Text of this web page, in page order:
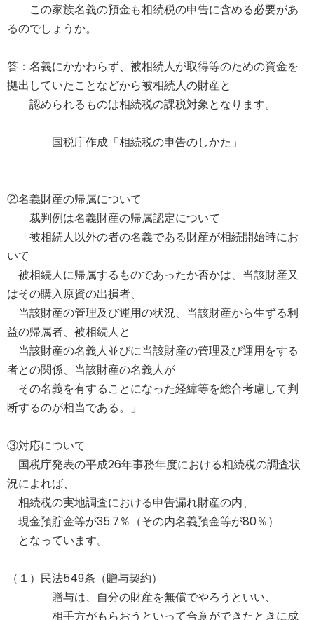
この家族名義の預金も相続税の申告に含める必要があ
るのでしょうか。
答：名義にかかわらず、被相続人が取得等のための資金を
拠出していたことなどから被相続人の財産と
認められるものは相続税の課税対象となります。
国税庁作成「相続税の申告のしかた」
②名義財産の帰属について
裁判例は名義財産の帰属認定について
「被相続人以外の者の名義である財産が相続開始時にお
いて
被相続人に帰属するものであったか否かは、当該財産又
はその購入原資の出損者、
当該財産の管理及び運用の状況、当該財産から生ずる利
益の帰属者、被相続人と
当該財産の名義人並びに当該財産の管理及び運用をする
者との関係、当該財産の名義人が
その名義を有することになった経緯等を総合考慮して判
断するのが相当である。」
③対応について
国税庁発表の平成26年事務年度における相続税の調査状
況によれば、
相続税の実地調査における申告漏れ財産の内、
現金預貯金等が35.7％（その内名義預金等が80％）
となっています。
（１）民法549条（贈与契約）
贈与は、自分の財産を無償でやろうといい、
相手方がもらおうといって合意ができたときに成